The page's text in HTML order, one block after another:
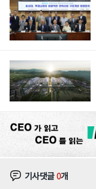
기사댓글0개